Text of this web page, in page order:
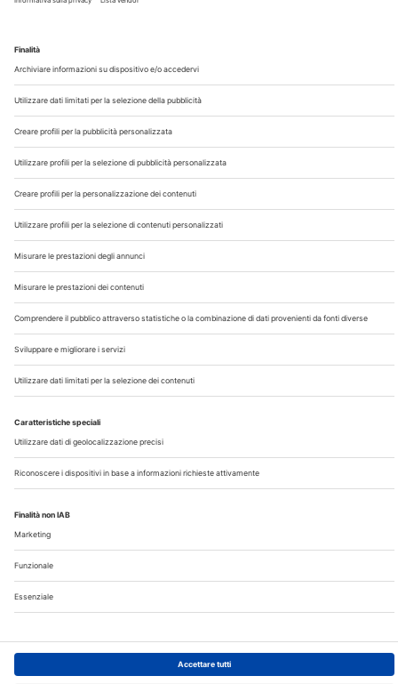
Chi Siamo
Contatti
Note Legali
Privacy
©2026 Edra S.p.a | www.edraspa.it | P.iva 08056040960
| Tel. 02/881841 | Sede legale: Viale Enrico Forlanini 21 -
Registrazione Tribunale di Milano n° 5578/2022 del
5/05/2022